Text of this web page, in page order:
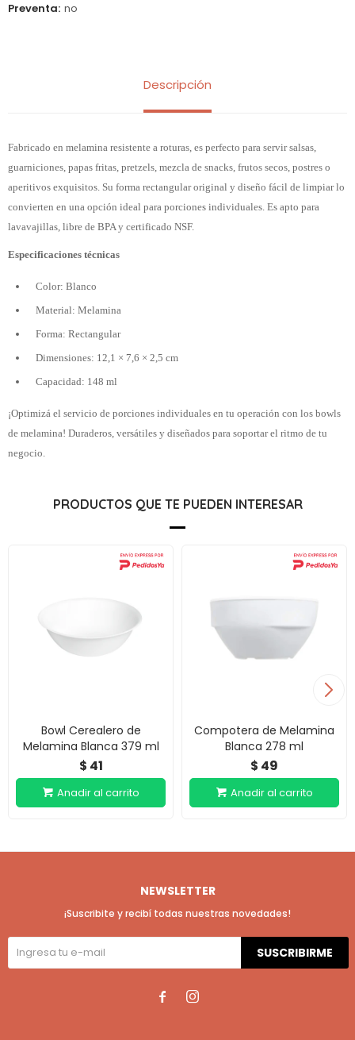
Preventa no
Descripción
Fabricado en melamina resistente a roturas, es perfecto para servir salsas,
guarniciones, papas fritas, pretzels, mezcla de snacks, frutos secos, postres o
aperitivos exquisitos. Su forma rectangular original y diseño fácil de limpiar lo
convierten en una opción ideal para porciones individuales. Es apto para
lavavajillas, libre de BPA y certificado NSF.
Especificaciones técnicas
Color: Blanco
Material: Melamina
Forma: Rectangular
Dimensiones: 12,1 × 7,6 × 2,5 cm
Capacidad: 148 ml
¡Optimizá el servicio de porciones individuales en tu operación con los bowls
de melamina! Duraderos, versátiles y diseñados para soportar el ritmo de tu
negocio.
PRODUCTOS QUE TE PUEDEN INTERESAR
Bowl Cerealero de
Melamina Blanca 379 ml
$ 41
Compotera de Melamina
Blanca 278 ml
$ 49
NEWSLETTER
¡Suscribite y recibí todas nuestras novedades!
SUSCRIBIRME
 